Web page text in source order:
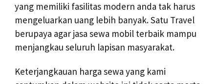
yang memiliki fasilitas modern anda tak harus
mengeluarkan uang lebih banyak. Satu Travel
berupaya agar jasa sewa mobil terbaik mampu
menjangkau seluruh lapisan masyarakat.
Keterjangkauan harga sewa yang kami